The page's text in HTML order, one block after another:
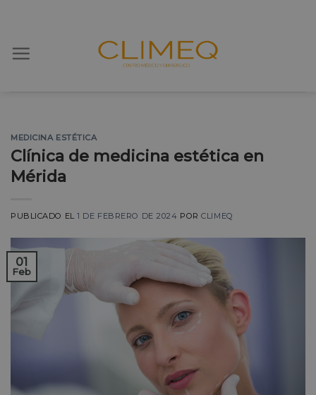
MEDICINA ESTÉTICA
Clínica de medicina estética en
Mérida
PUBLICADO EL1 DE FEBRERO DE 2024 PORCLIMEQ
01
Feb